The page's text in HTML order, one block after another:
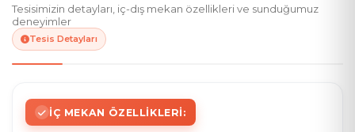
Tesisimizin detayları, iç-dış mekan özellikleri ve sunduğumuz
deneyimler
Tesis Detayları
İÇ MEKAN ÖZELLIKLERI: